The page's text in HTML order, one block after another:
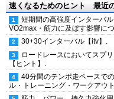
速くなるためのヒント 最近
短期間の高強度インターバ
VO2max・筋力に及ぼす影響に
30+30インターバル【itv】.
ロードレースにおいてスプ
【ヒント】.
40分間のテンポ走ペースで
ル・トレーニング・ワークアウ